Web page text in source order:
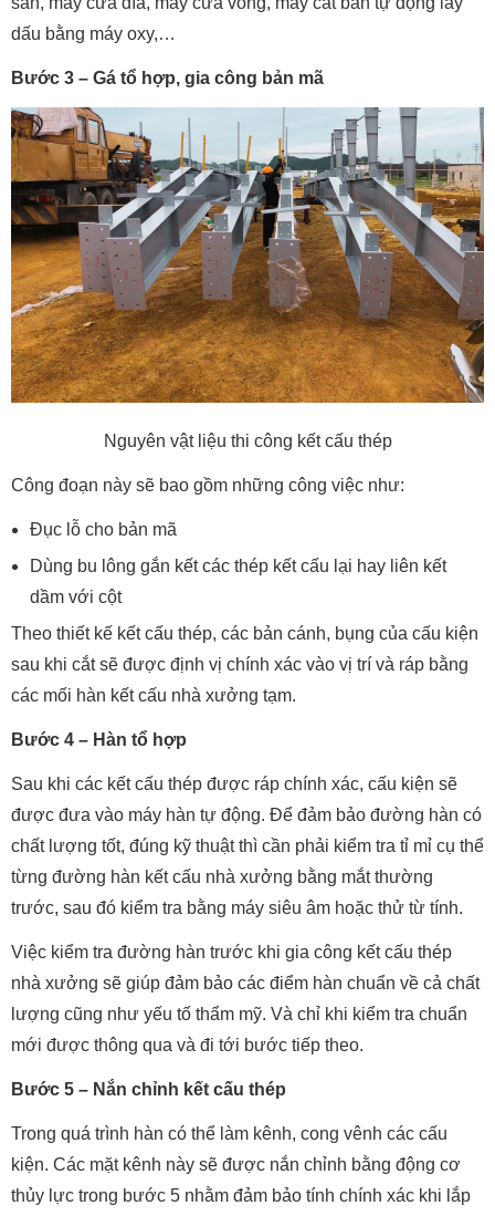
dấu bằng máy oxy,…
Bước 3 – Gá tổ hợp, gia công bản mã
Nguyên vật liệu thi công kết cấu thép
Công đoạn này sẽ bao gồm những công việc như:
Đục lỗ cho bản mã
Dùng bu lông gắn kết các thép kết cấu lại hay liên kết
dầm với cột
Theo thiết kế kết cấu thép, các bản cánh, bụng của cấu kiện
sau khi cắt sẽ được định vị chính xác vào vị trí và ráp bằng
các mối hàn kết cấu nhà xưởng tạm.
Bước 4 – Hàn tổ hợp
Sau khi các kết cấu thép được ráp chính xác, cấu kiện sẽ
được đưa vào máy hàn tự động. Để đảm bảo đường hàn có
chất lượng tốt, đúng kỹ thuật thì cần phải kiểm tra tỉ mỉ cụ thể
từng đường hàn kết cấu nhà xưởng bằng mắt thường
trước, sau đó kiểm tra bằng máy siêu âm hoặc thử từ tính.
Việc kiểm tra đường hàn trước khi gia công kết cấu thép
nhà xưởng sẽ giúp đảm bảo các điểm hàn chuẩn về cả chất
lượng cũng như yếu tố thẩm mỹ. Và chỉ khi kiểm tra chuẩn
mới được thông qua và đi tới bước tiếp theo.
Bước 5 – Nắn chỉnh kết cấu thép
Trong quá trình hàn có thể làm kênh, cong vênh các cấu
kiện. Các mặt kênh này sẽ được nắn chỉnh bằng động cơ
thủy lực trong bước 5 nhằm đảm bảo tính chính xác khi lắp